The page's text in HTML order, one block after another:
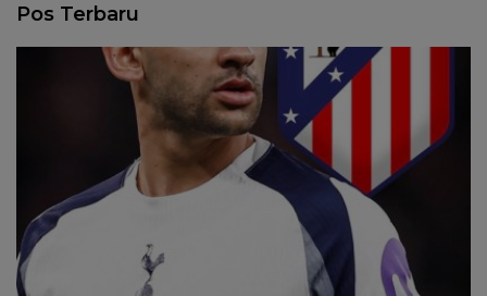
Pos Terbaru